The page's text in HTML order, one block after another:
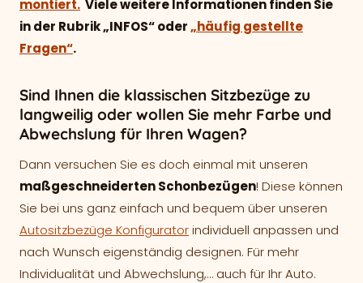
montiert. Viele weitere Informationen finden Sie
in der Rubrik „INFOS“ oder„häufig gestellte
Fragen“.
Sind Ihnen die klassischen Sitzbezüge zu
langweilig oder wollen Sie mehr Farbe und
Abwechslung für Ihren Wagen?
Dann versuchen Sie es doch einmal mit unseren
maßgeschneiderten Schonbezügen! Diese können
Sie bei uns ganz einfach und bequem über unseren
Autositzbezüge Konfiguratorindividuell anpassen und
nach Wunsch eigenständig designen. Für mehr
Individualität und Abwechslung,… auch für Ihr Auto.